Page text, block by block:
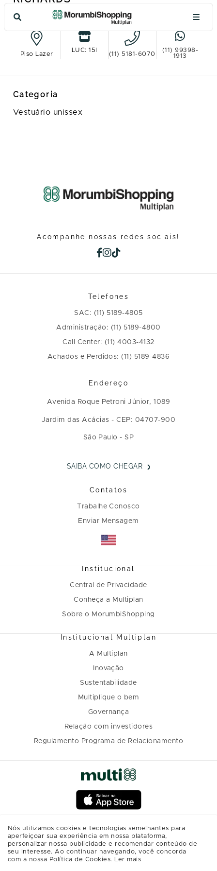
Ver no mapa
Piso Lazer
LUC: 15I
(11) 5181-6070
(11) 99398-
1913
Categoria
Vestuário unissex
Acompanhe nossas redes sociais!
Telefones
SAC: (11) 5189-4805
Administração: (11) 5189-4800
Call Center: (11) 4003-4132
Achados e Perdidos: (11) 5189-4836
Endereço
Avenida Roque Petroni Júnior, 1089
Jardim das Acácias - CEP: 04707-900
São Paulo - SP
SAIBA COMO CHEGAR
Contatos
Trabalhe Conosco
Enviar Mensagem
Institucional
Central de Privacidade
Conheça a Multiplan
Sobre o MorumbiShopping
Institucional Multiplan
A Multiplan
Inovação
Sustentabilidade
Multiplique o bem
Governança
Relação com investidores
Regulamento Programa de Relacionamento
Nós utilizamos cookies e tecnologias semelhantes para
aperfeiçoar sua experiência em nossa plataforma,
personalizar nossa publicidade e recomendar conteúdo de
seu interesse. Ao continuar navegando, você concorda
com a nossa Política de Cookies. Ler mais